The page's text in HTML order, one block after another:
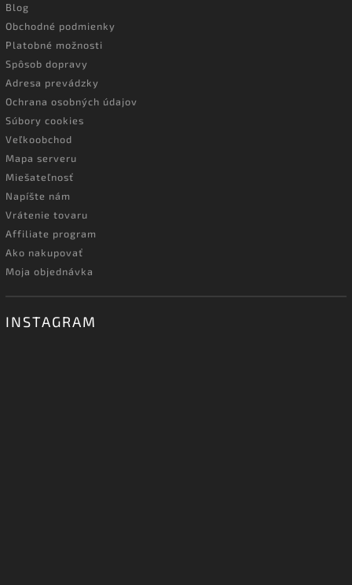
Blog
Obchodné podmienky
Platobné možnosti
Spôsob dopravy
Adresa prevádzky
Ochrana osobných údajov
Súbory cookies
Veľkoobchod
Mapa serveru
Miešateľnosť
Napíšte nám
Vrátenie tovaru
Affiliate program
Ako nakupovať
Moja objednávka
INSTAGRAM